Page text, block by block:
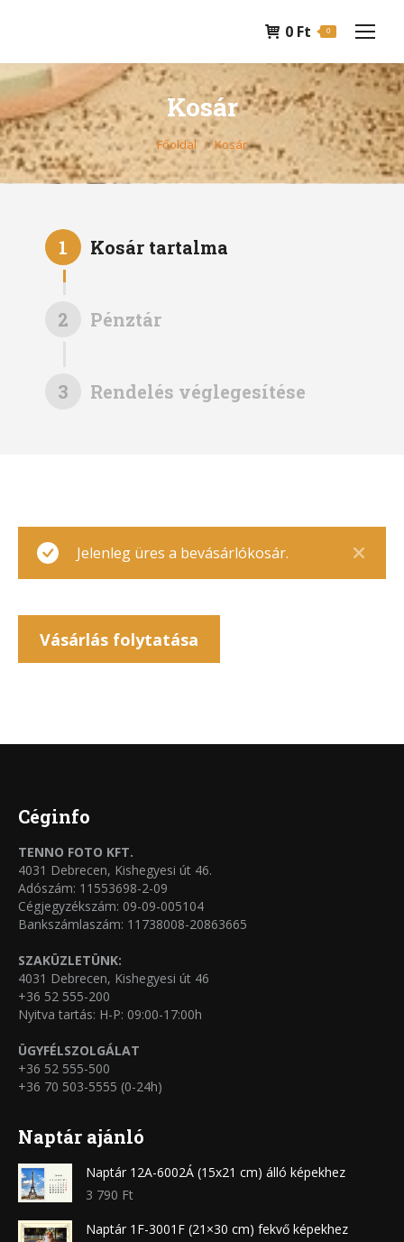
0 Ft 0
Kosár
You are here:
Főoldal Kosár
Kosár tartalma
1
Pénztár
2
Rendelés véglegesítése
3
Jelenleg üres a bevásárlókosár.
Vásárlás folytatása
Céginfo
TENNO FOTO KFT.
4031 Debrecen, Kishegyesi út 46.
Adószám: 11553698-2-09
Cégjegyzékszám: 09-09-005104
Bankszámlaszám: 11738008-20863665
SZAKÜZLETÜNK:
4031 Debrecen, Kishegyesi út 46
+36 52 555-200
Nyitva tartás: H-P: 09:00-17:00h
ÜGYFÉLSZOLGÁLAT
+36 52 555-500
+36 70 503-5555 (0-24h)
Naptár ajánló
Naptár 12A-6002Á (15x21 cm) álló képekhez
3 790 Ft
Naptár 1F-3001F (21×30 cm) fekvő képekhez